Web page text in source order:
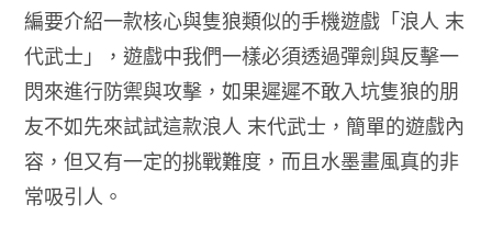
編要介紹一款核心與隻狼類似的手機遊戲「浪人 末
代武士」，遊戲中我們一樣必須透過彈劍與反擊一
閃來進行防禦與攻擊，如果遲遲不敢入坑隻狼的朋
友不如先來試試這款浪人 末代武士，簡單的遊戲內
容，但又有一定的挑戰難度，而且水墨畫風真的非
常吸引人。